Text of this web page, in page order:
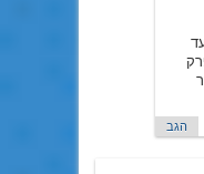
הגב